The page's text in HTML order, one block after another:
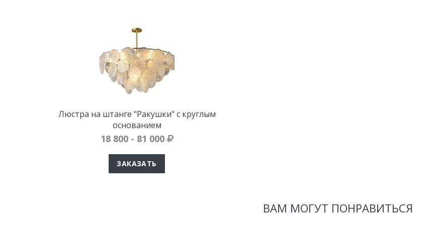
Люстра на штанге "Ракушки" с круглым
основанием
18 800 - 81 000
ЗАКАЗАТЬ
ВАМ МОГУТ ПОНРАВИТЬСЯ